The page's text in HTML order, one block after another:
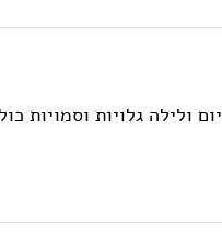
ולילה גלויות וסמויות